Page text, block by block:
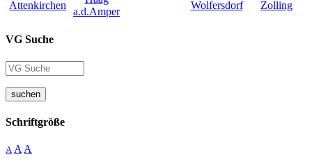
VG Suche
suchen
Schriftgröße
A A A